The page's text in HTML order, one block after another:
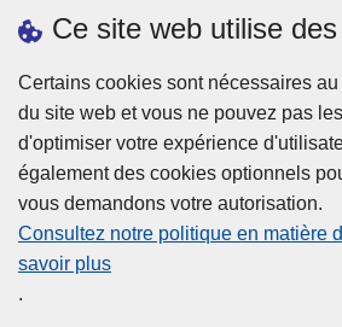
Ce site web utilise
Certains cookies sont nécessaires
du site web et vous ne pouvez pas
d'optimiser votre expérience
également des cookies optionnels
vous demandons votre autorisation.
Consultez notre politique en matière
savoir plus
.
r
c
é
d
e
n
t
e
Statistiques